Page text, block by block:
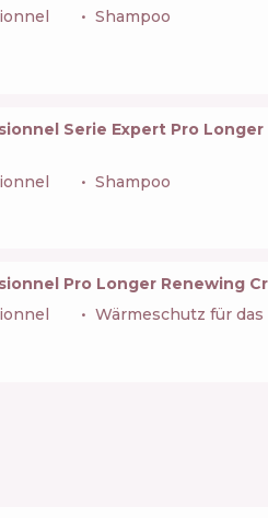
Shampoo
Serie Expert Pro
Shampoo
Pro Longer Renewing
Wärmeschutz für das